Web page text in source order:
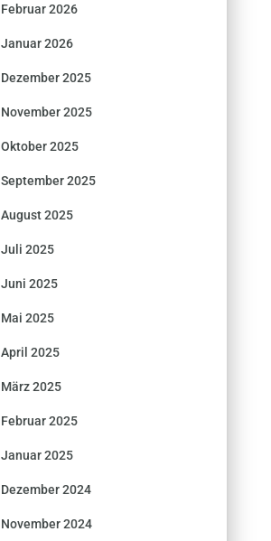
Februar 2026
Januar 2026
Dezember 2025
November 2025
Oktober 2025
September 2025
August 2025
Juli 2025
Juni 2025
Mai 2025
April 2025
März 2025
Februar 2025
Januar 2025
Dezember 2024
November 2024